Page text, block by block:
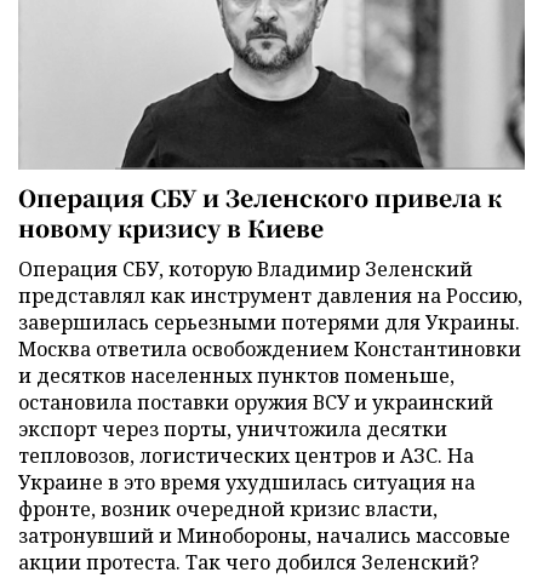
Операция СБУ и Зеленского привела к
новому кризису в Киеве
Операция СБУ, которую Владимир Зеленский
представлял как инструмент давления на Россию,
завершилась серьезными потерями для Украины.
Москва ответила освобождением Константиновки
и десятков населенных пунктов поменьше,
остановила поставки оружия ВСУ и украинский
экспорт через порты, уничтожила десятки
тепловозов, логистических центров и АЗС. На
Украине в это время ухудшилась ситуация на
фронте, возник очередной кризис власти,
затронувший и Минобороны, начались массовые
акции протеста. Так чего добился Зеленский?